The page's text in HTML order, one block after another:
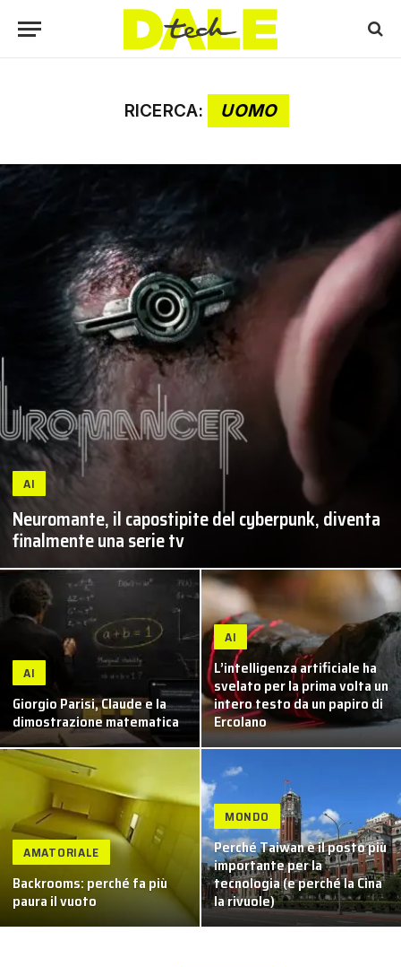
RICERCA: UOMO
AI
Neuromante, il capostipite del cyberpunk, diventa
finalmente una serie tv
AI
Giorgio Parisi, Claude e la
dimostrazione matematica
AI
L’intelligenza artificiale ha
svelato per la prima volta un
intero testo da un papiro di
Ercolano
AMATORIALE
Backrooms: perché fa più
paura il vuoto
MONDO
Perché Taiwan è il posto più
importante per la
tecnologia (e perché la Cina
la rivuole)